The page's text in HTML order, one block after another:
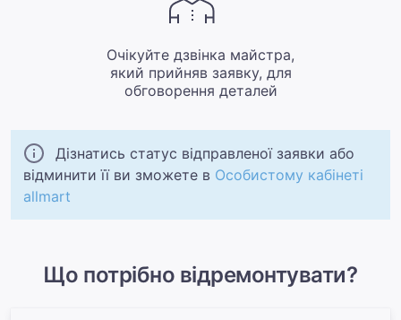
Очікуйте дзвінка майстра,
який прийняв заявку, для
обговорення деталей
Дізнатись статус відправленої заявки або
відминити її ви зможете в Особистому кабінеті
allmart
Що потрібно відремонтувати?